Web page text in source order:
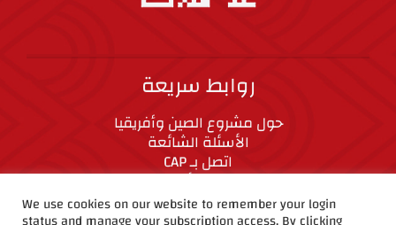
روابط سريعة
حول مشروع الصين وأفريقيا
الأسئلة الشائعة
اتصل بـ CAP
المعايير الأخلاقية
We use cookies on our website to remember your login